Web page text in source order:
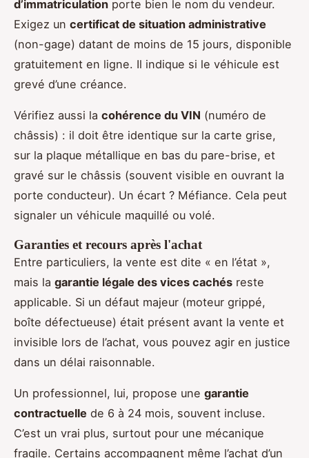
d’immatriculation porte bien le nom du vendeur.
Exigez un certificat de situation administrative
(non-gage) datant de moins de 15 jours, disponible
gratuitement en ligne. Il indique si le véhicule est
grevé d’une créance.
Vérifiez aussi la cohérence du VIN (numéro de
châssis) : il doit être identique sur la carte grise,
sur la plaque métallique en bas du pare-brise, et
gravé sur le châssis (souvent visible en ouvrant la
porte conducteur). Un écart ? Méfiance. Cela peut
signaler un véhicule maquillé ou volé.
Garanties et recours après l'achat
Entre particuliers, la vente est dite « en l’état »,
mais la garantie légale des vices cachés reste
applicable. Si un défaut majeur (moteur grippé,
boîte défectueuse) était présent avant la vente et
invisible lors de l’achat, vous pouvez agir en justice
dans un délai raisonnable.
Un professionnel, lui, propose une garantie
contractuelle de 6 à 24 mois, souvent incluse.
C’est un vrai plus, surtout pour une mécanique
fragile. Certains accompagnent même l’achat d’un